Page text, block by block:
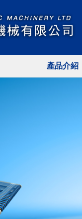
產品介紹